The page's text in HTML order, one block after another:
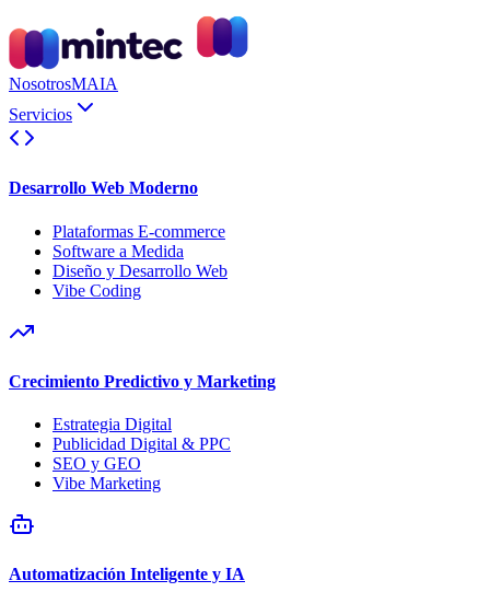
NosotrosMAIA
Servicios
Desarrollo Web Moderno
Plataformas E-commerce
Software a Medida
Diseño y Desarrollo Web
Vibe Coding
Crecimiento Predictivo y Marketing
Estrategia Digital
Publicidad Digital & PPC
SEO y GEO
Vibe Marketing
Automatización Inteligente y IA